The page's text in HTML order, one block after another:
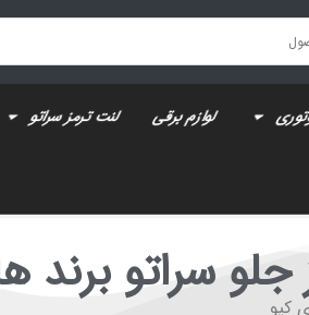
لوازم برقی لنت ترمز سراتو
جلو سراتو برند
کیو